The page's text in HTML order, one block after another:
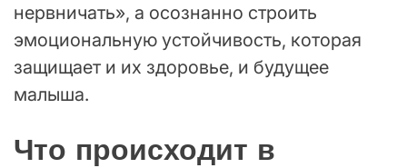
нервничать», а осознанно строить
эмоциональную устойчивость, которая
защищает и их здоровье, и будущее
малыша.
Что происходит в